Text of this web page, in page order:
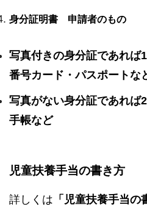
身分証明書 申請者のもの
写真付きの身分証であれ
番号カード・パスポートな
写真がない身分証であれ
手帳など
児童扶養手当の書き方
詳しくは 「児童扶養手当の